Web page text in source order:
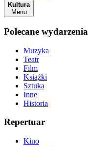
Kultura
Menu
Polecane wydarzenia
Muzyka
Teatr
Film
Książki
Sztuka
Inne
Historia
Repertuar
Kino